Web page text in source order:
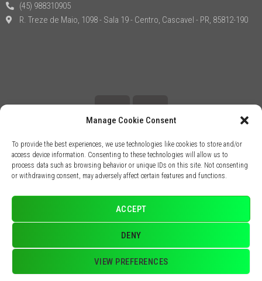
Manage Cookie Consent
To provide the best experiences, we use technologies like cookies to store and/or
access device information. Consenting to these technologies will allow us to
process data such as browsing behavior or unique IDs on this site. Not consenting
or withdrawing consent, may adversely affect certain features and functions.
ACCEPT
DENY
VIEW PREFERENCES
(45) 988310905
R. Treze de Maio, 1098 - Sala 19 - Centro, Cascavel - PR, 85812-190
Dr. Raoni Dr Raoni Scheidemantel
CRM-PR 49641